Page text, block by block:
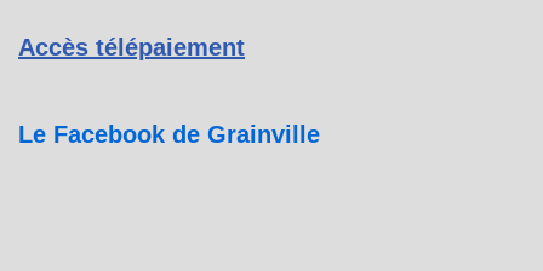
Accès télépaiement
Le Facebook de Grainville